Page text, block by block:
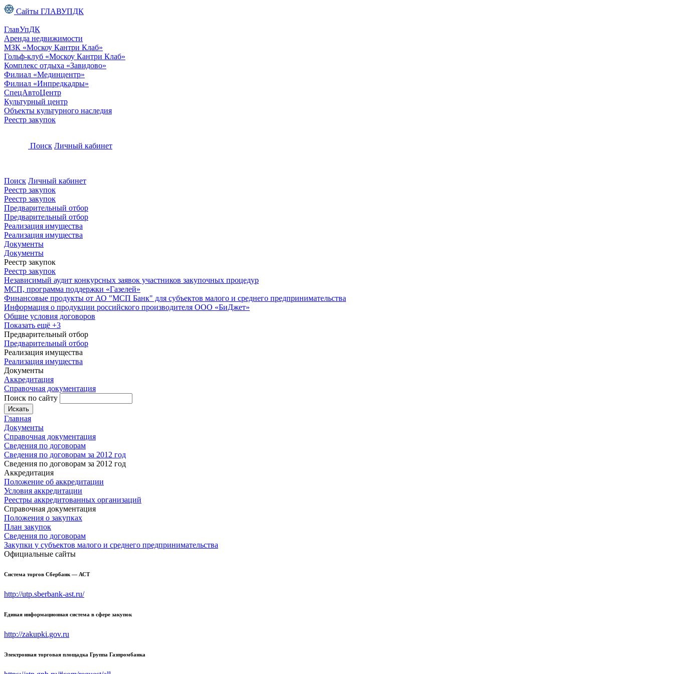
Сайты ГЛАВУПДК
ГлавУпДК
Аренда недвижимости
МЗК «Москоу Кантри Клаб»
Гольф-клуб «Москоу Кантри Клаб»
Комплекс отдыха «Завидово»
Филиал «Мединцентр»
Филиал «Инпредкадры»
СпецАвтоЦентр
Культурный центр
Объекты культурного наследия
Реестр закупок
Поиск Личный кабинет
Поиск Личный кабинет
Реестр закупок
Реестр закупок
Предварительный отбор
Предварительный отбор
Реализация имущества
Реализация имущества
Документы
Документы
Реестр закупок
Реестр закупок
Независимый аудит конкурсных заявок участников закупочных процедур
МСП, программа поддержки «Газелей»
Финансовые продукты от АО "МСП Банк" для субъектов малого и среднего предпринимательства
Информация о продукции российского производителя ООО «БиДжет»
Общие условия договоров
Показать ещё +3
Предварительный отбор
Предварительный отбор
Реализация имущества
Реализация имущества
Документы
Аккредитация
Справочная документация
Поиск по сайту
Искать
Главная
Документы
Справочная документация
Сведения по договорам
Сведения по договорам за 2012 год
Сведения по договорам за 2012 год
Аккредитация
Положение об аккредитации
Условия аккредитации
Реестры аккредитованных организаций
Справочная документация
Положения о закупках
План закупок
Сведения по договорам
Закупки у субъектов малого и среднего предпринимательства
Официальные сайты
Система торгов Сбербанк — АСТ
http://utp.sberbank-ast.ru/
Единая информационная система в сфере закупок
http://zakupki.gov.ru
Электронная торговая площадка Группа Газпромбанка